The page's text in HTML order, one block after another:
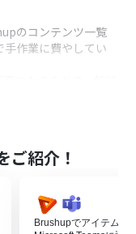
のコンテンツ一覧
作業に費やしてい
メントをYoomと連
うに設定する
択し、「コンテン
ご紹介！
Brushupでアイテムが